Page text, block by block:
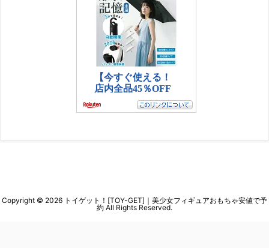
Copyright © 2026 トイゲット！[TOY-GET]｜美少女フィギュアおもちゃ安値で予
約 All Rights Reserved.